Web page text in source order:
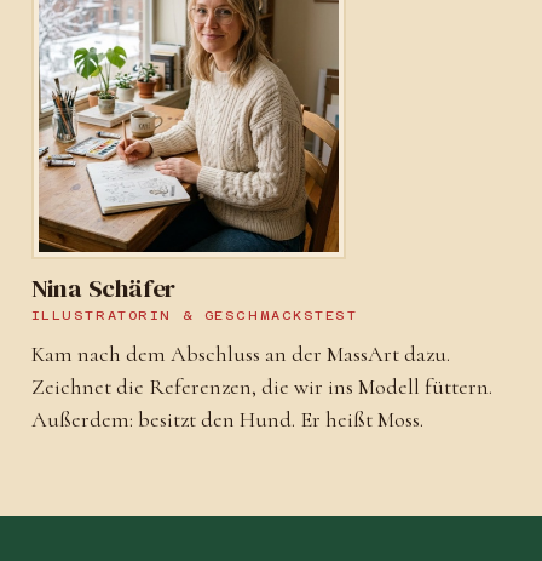
Nina Schäfer
ILLUSTRATORIN & GESCHMACKSTEST
Kam nach dem Abschluss an der MassArt dazu.
Zeichnet die Referenzen, die wir ins Modell füttern.
Außerdem: besitzt den Hund. Er heißt Moss.